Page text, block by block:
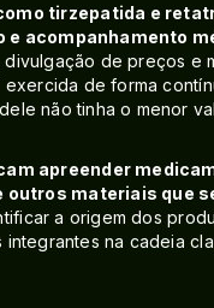
tirzepatida e
e acompanhamento
de preços e
de forma
não tinha o menor
apreender
materiais que
a origem dos
na cadeia